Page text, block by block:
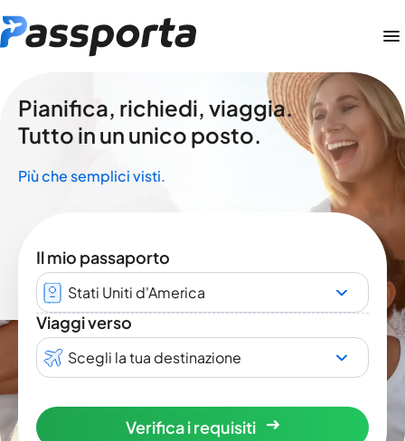
Pianifica, richiedi, viaggia.
Tutto in un unico posto.
Più che semplici visti.
Il mio passaporto
Stati Uniti d'America
Viaggi verso
Scegli la tua destinazione
Verifica i requisiti